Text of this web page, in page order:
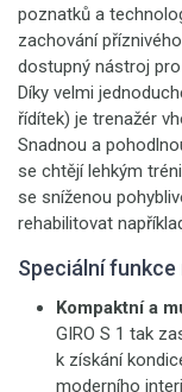
poznatků a
zachování
dostupný nástroj
Díky velmi
řídítek) je trenažér
Snadnou a
se chtějí lehkým
se sníženou
rehabilitovat
Speciální funkce
Kompaktní a
GIRO S 1 tak
k získání
moderního